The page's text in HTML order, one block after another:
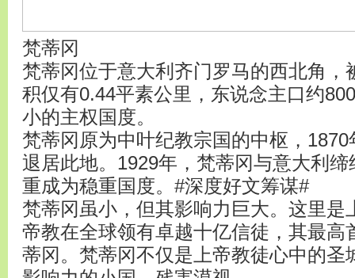
梵蒂冈
梵蒂冈位于意大利齐门罗马的西北角，
积仅有0.44平素公里，东说念主口约
小的主权国度。
梵蒂冈原为中叶纪教宗国的中枢，
退居此地。1929年，梵蒂冈与意大利
重成为稳重国度。#深度好文筹谋#
梵蒂冈虽小，但其影响力巨大。这里是
帝教在全球领有卓越十亿信徒，其最高
蒂冈。梵蒂冈不仅是上帝教徒心中的圣